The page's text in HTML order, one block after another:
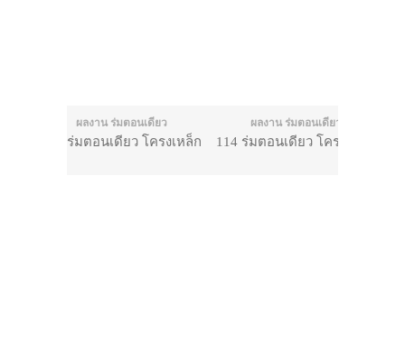
ผลงาน ร่มตอนเดียว
113 ร่มตอนเดียว โครงเหล็ก
ผลงาน ร่มตอนเดียว
114 ร่มตอนเดียว โครงเหล็ก